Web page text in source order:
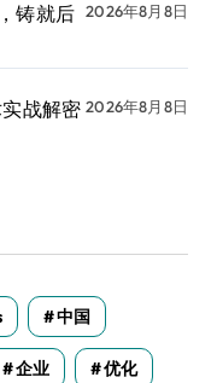
铸就后 2026年8月8日
战解密 2026年8月8日
中国
企业 优化